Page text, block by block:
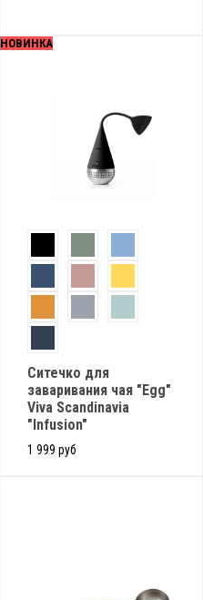
НОВИНКА
Cитечко для
заваривания чая "Egg"
Viva Scandinavia
"Infusion"
1 999 руб